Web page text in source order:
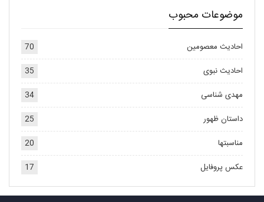
موضوعات محبوب
احادیث معصومین
70
احادیث نبوی
35
مهدی شناسی
34
داستان ظهور
25
مناسبتها
20
عکس پروفایل
17